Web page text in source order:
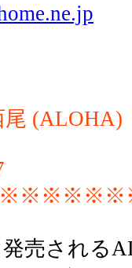
尾 (ALOHA)
売される